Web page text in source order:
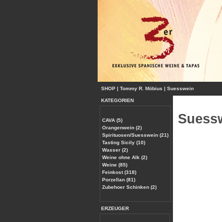
SHOP | Tommy R. Möbius | Suesswein
KATEGORIEN
CAVA (5)
Orangenwein (2)
Spirituosen/Suesswein (21)
Tasting Sicily (10)
Wasser (2)
Weine ohne Alk (2)
Weine (85)
Feinkost (318)
Porzellan (81)
Zubehoer Schinken (2)
ERZEUGER